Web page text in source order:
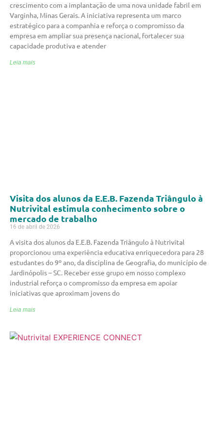
crescimento com a implantação de uma nova unidade fabril em
Varginha, Minas Gerais. A iniciativa representa um marco
estratégico para a companhia e reforça o compromisso da
empresa em ampliar sua presença nacional, fortalecer sua
capacidade produtiva e atender
Leia mais
Visita dos alunos da E.E.B. Fazenda Triângulo à
Nutrivital estimula conhecimento sobre o
mercado de trabalho
16 de abril de 2026
A visita dos alunos da E.E.B. Fazenda Triângulo à Nutrivital
proporcionou uma experiência educativa enriquecedora para 28
estudantes do 9º ano, da disciplina de Geografia, do município de
Jardinópolis – SC. Receber esse grupo em nosso complexo
industrial reforça o compromisso da empresa em apoiar
iniciativas que aproximam jovens do
Leia mais